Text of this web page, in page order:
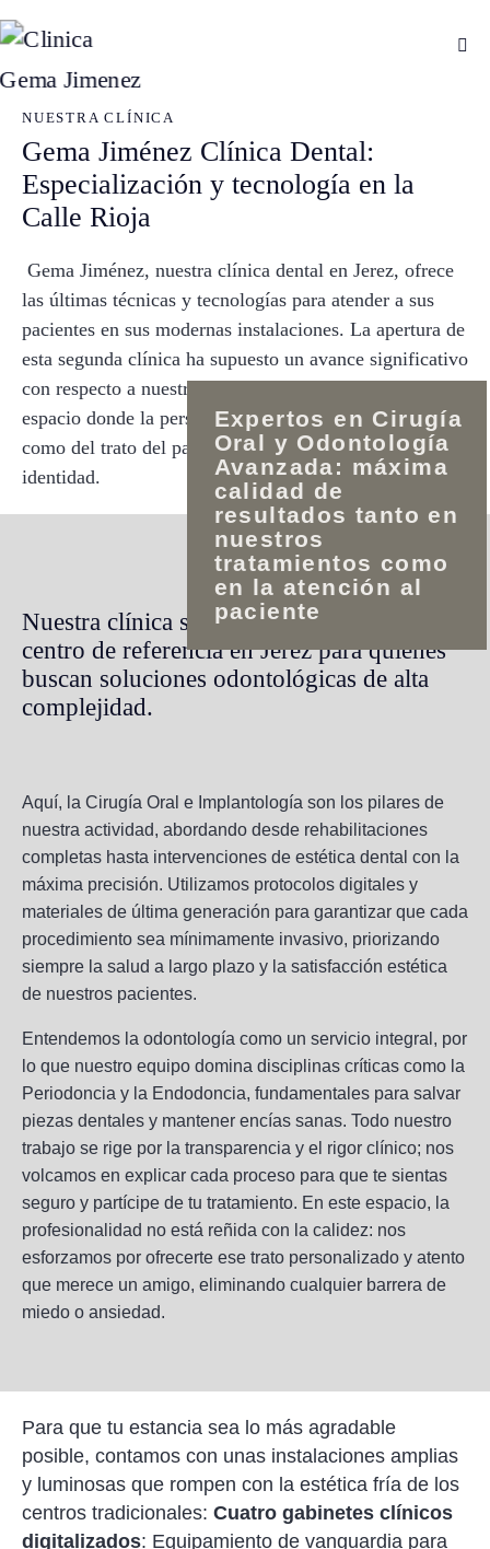
NUESTRA CLÍNICA
Gema Jiménez Clínica Dental:
Especialización y tecnología en la
Calle Rioja
Gema Jiménez, nuestra clínica dental en Jerez, ofrece
las últimas técnicas y tecnologías para atender a sus
pacientes en sus modernas instalaciones. La apertura de
esta segunda clínica ha supuesto un avance significativo
con respecto a nuestra anterior etapa, consiguiendo un
espacio donde la personalización, tanto del tratamiento
como del trato del paciente, es nuestra mayor seña de
identidad.
Expertos en Cirugía
Oral y Odontología
Avanzada: máxima
calidad de
resultados tanto en
nuestros
tratamientos como
en la atención al
paciente
Nuestra clínica se ha consolidado como un
centro de referencia en Jerez para quienes
buscan soluciones odontológicas de alta
complejidad.
Aquí, la Cirugía Oral e Implantología son los pilares de
nuestra actividad, abordando desde rehabilitaciones
completas hasta intervenciones de estética dental con la
máxima precisión. Utilizamos protocolos digitales y
materiales de última generación para garantizar que cada
procedimiento sea mínimamente invasivo, priorizando
siempre la salud a largo plazo y la satisfacción estética
de nuestros pacientes.
Entendemos la odontología como un servicio integral, por
lo que nuestro equipo domina disciplinas críticas como la
Periodoncia y la Endodoncia, fundamentales para salvar
piezas dentales y mantener encías sanas. Todo nuestro
trabajo se rige por la transparencia y el rigor clínico; nos
volcamos en explicar cada proceso para que te sientas
seguro y partícipe de tu tratamiento. En este espacio, la
profesionalidad no está reñida con la calidez: nos
esforzamos por ofrecerte ese trato personalizado y atento
que merece un amigo, eliminando cualquier barrera de
miedo o ansiedad.
Para que tu estancia sea lo más agradable
posible, contamos con unas instalaciones amplias
y luminosas que rompen con la estética fría de los
centros tradicionales: Cuatro gabinetes clínicos
digitalizados: Equipamiento de vanguardia para